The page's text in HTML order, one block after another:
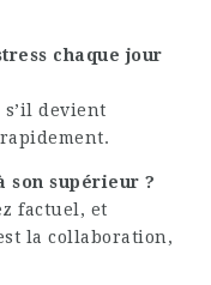
chaque jour
devient
son supérieur ?
factuel, et
la collaboration,